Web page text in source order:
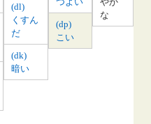
(dl)
くすん
だ
(dk)
暗い
(dp)
こい
な